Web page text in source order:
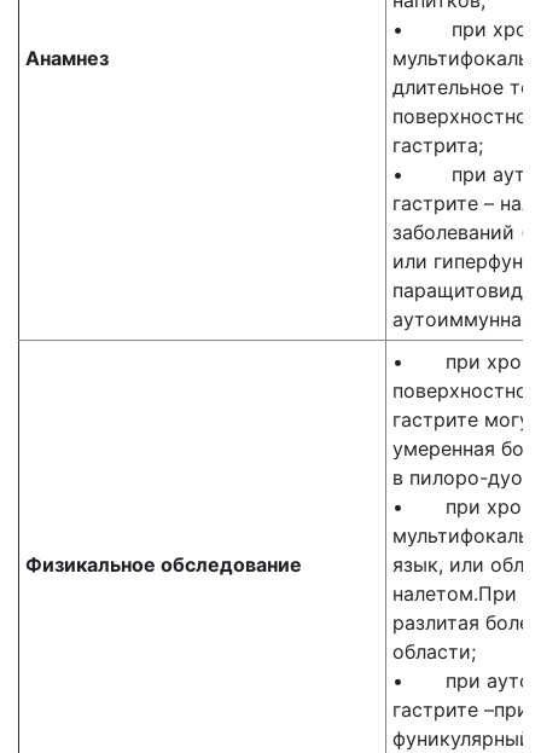
Анамнез
• при
длительное
гастрита;
• при
гастрите –
заболеваний
или
аутоиммунная
Физикальное обследование
• при
гастрите
умеренная
в пилоро-
• при
язык, или
налетом.При
разлитая
области;
• при
гастрите